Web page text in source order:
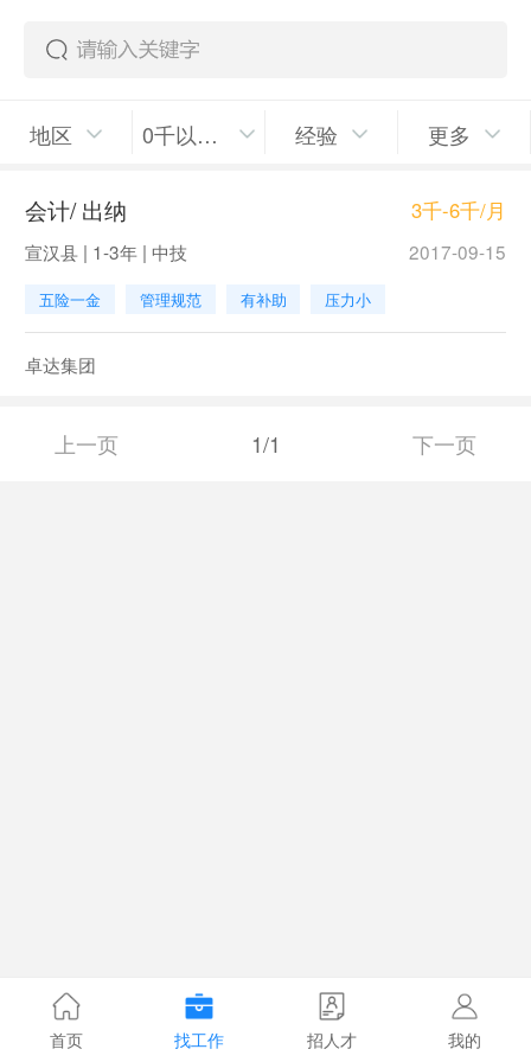
地区 0千以上/月 经验 更多
会计/ 出纳 3千-6千/月
宣汉县 | 1-3年 | 中技 2017-09-15
五险一金 管理规范 有补助 压力小
卓达集团
上一页 1/1 下一页
首页 找工作 招人才 我的